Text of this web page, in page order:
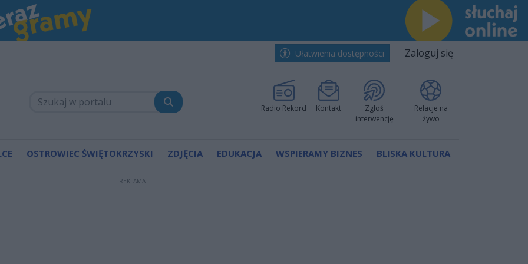
Ułatwienia dostępności Zaloguj się
Radio Rekord Kontakt
Zgłoś
interwencję
Relacje na
żywo
OSTROWIEC ŚWIĘTOKRZYSKI ZDJĘCIA EDUKACJA WSPIERAMY BIZNES BLISKA KULTURA
REKLAMA